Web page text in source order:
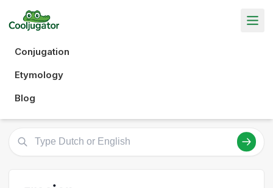
Conjugation
Etymology
Blog